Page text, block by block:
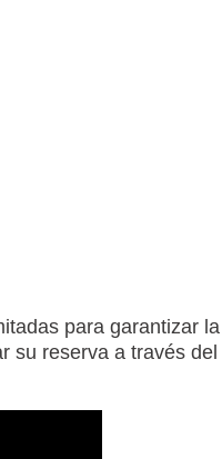
para garantizar
su reserva a través